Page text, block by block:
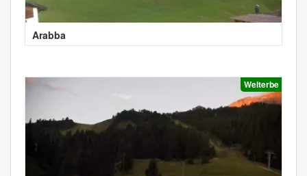
Arabba
Welterbe